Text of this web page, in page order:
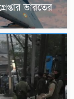
ভারতের